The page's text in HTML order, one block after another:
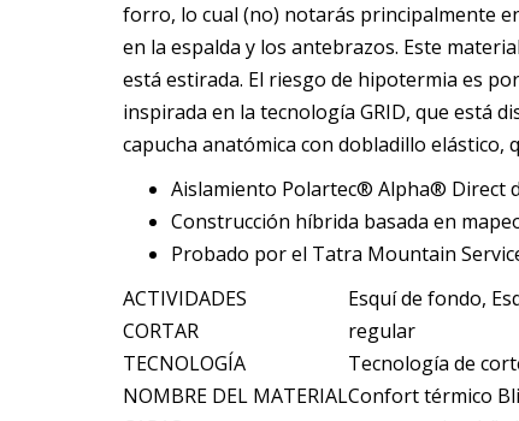
forro, lo cual (no) notarás principalmente
en la espalda y los antebrazos. Este
está estirada. El riesgo de hipotermia es
inspirada en la tecnología GRID, que está
capucha anatómica con dobladillo elástico,
Aislamiento Polartec® Alpha® Direct
Construcción híbrida basada en
Probado por el Tatra Mountain
ACTIVIDADES
Esquí de fondo,
CORTAR
regular
TECNOLOGÍA
Tecnología de
NOMBRE DEL MATERIALConfort térmico